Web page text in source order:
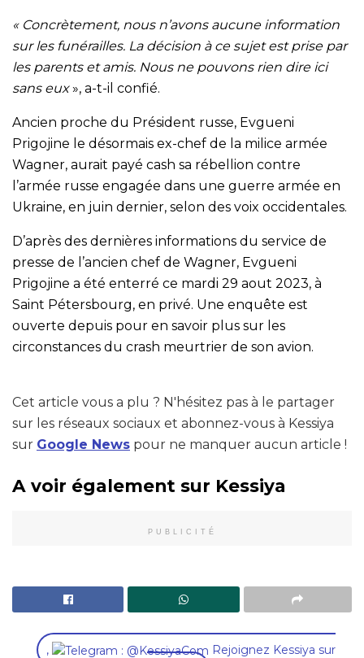
« Concrètement, nous n’avons aucune information
sur les funérailles. La décision à ce sujet est prise par
les parents et amis. Nous ne pouvons rien dire ici
sans eux», a-t-il confié.
Ancien proche du Président russe, Evgueni
Prigojine le désormais ex-chef de la milice armée
Wagner, aurait payé cash sa rébellion contre
l’armée russe engagée dans une guerre armée en
Ukraine, en juin dernier, selon des voix occidentales.
D’après des dernières informations du service de
presse de l’ancien chef de Wagner, Evgueni
Prigojine a été enterré ce mardi 29 aout 2023, à
Saint Pétersbourg, en privé. Une enquête est
ouverte depuis pour en savoir plus sur les
circonstances du crash meurtrier de son avion.
Cet article vous a plu ? N'hésitez pas à le partager
sur les réseaux sociaux et abonnez-vous à Kessiya
sur Google News pour ne manquer aucun article !
A voir également sur Kessiya
PUBLICITÉ
,
Rejoignez Kessiya sur